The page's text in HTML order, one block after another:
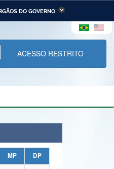
DO GOVERNO
Infraestrutura
Ciência,
Inovações e
ACESSO RESTRITO
MP
DP